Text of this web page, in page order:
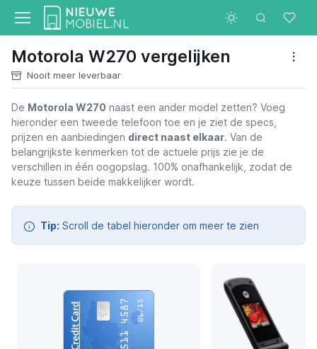
Motorola W270 vergelijken
Nooit meer leverbaar
Motorola W270
De Motorola W270 naast een ander model zetten? Voeg
hieronder een tweede telefoon toe en je ziet de specs,
prijzen en aanbiedingen direct naast elkaar. Van de
belangrijkste kenmerken tot de actuele prijs zie je de
verschillen in één oogopslag. 100% onafhankelijk, zodat de
keuze tussen beide makkelijker wordt.
Tip: Scroll de tabel hieronder om meer te zien